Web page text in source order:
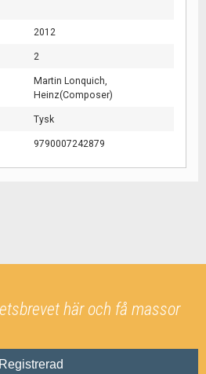
2012
2
Martin Lonquich,
Heinz(Composer)
Tysk
9790007242879
här och få massor
Registrerad